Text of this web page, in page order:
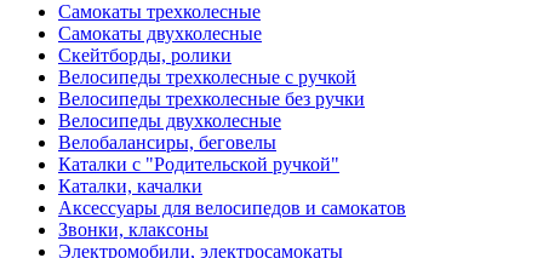
Самокаты трехколесные
Самокаты двухколесные
Скейтборды, ролики
Велосипеды трехколесные с ручкой
Велосипеды трехколесные без ручки
Велосипеды двухколесные
Велобалансиры, беговелы
Каталки с "Родительской ручкой"
Каталки, качалки
Аксессуары для велосипедов и самокатов
Звонки, клаксоны
Электромобили, электросамокаты